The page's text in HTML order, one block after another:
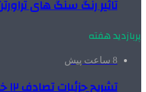
تاثیر رنگ سنگ های
پربازدید هفته
8 ساعت پیش
تشریح جزئیات تصادف ۱۲ خودرو با ۱۹ مصدوم